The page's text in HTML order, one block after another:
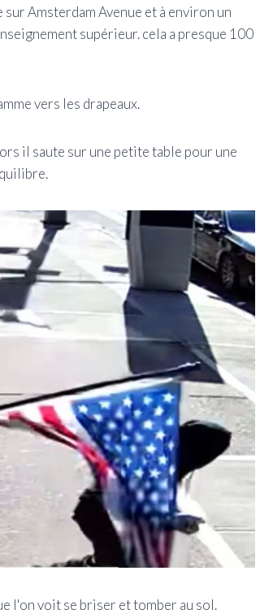
Amsterdam Avenue et à environ un
supérieur. cela a presque 100
vers les drapeaux.
il saute sur une petite table pour une
l'on voit se briser et tomber au sol.